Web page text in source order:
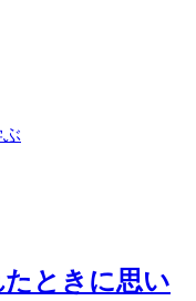
たときに思い